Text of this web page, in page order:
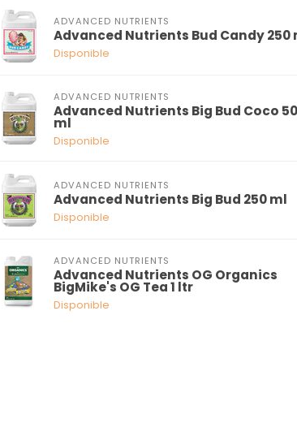
ADVANCED NUTRIENTS
Advanced Nutrients Bud Candy 250
Disponible
ADVANCED NUTRIENTS
Advanced Nutrients Big Bud Coco
ml
Disponible
ADVANCED NUTRIENTS
Advanced Nutrients Big Bud 250 ml
Disponible
ADVANCED NUTRIENTS
Advanced Nutrients OG Organics
BigMike's OG Tea 1 ltr
Disponible